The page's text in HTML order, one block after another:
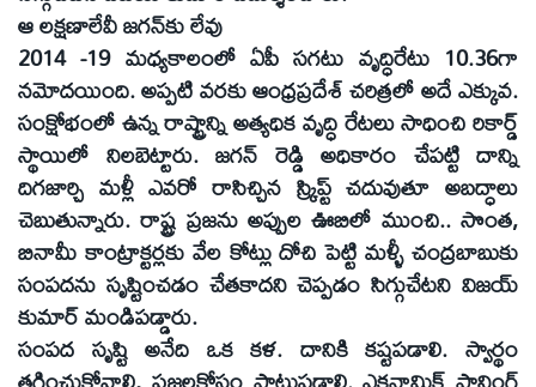
ఆ లక్షణాలేవీ జగన్‌కు లేవు
2014 -19 మధ్యకాలంలో ఏపీ సగటు వృద్ధిరేటు 10.36గా
నమోదయింది. అప్పటి వరకు ఆంధ్రప్రదేశ్‌ చరిత్రలో అదే ఎక్కువ.
సంక్షోభంలో ఉన్న రాష్ట్రాన్ని అత్యధిక వృద్ధి రేటలు సాధించి రికార్డ్‌
స్థాయిలో నిలబెట్టారు. జగన్‌ రెడ్డి అధికారం చేపట్టి దాన్ని
దిగజార్చి మళ్లీ ఎవరో రాసిచ్చిన స్క్రిప్ట్‌ చదువుతూ అబద్ధాలు
చెబుతున్నారు. రాష్ట్ర ప్రజను అప్పుల ఊబిలో ముంచి.. సొంత,
బినామీ కాంట్రాక్టర్లకు వేల కోట్లు దోచి పెట్టి మళ్ళీ చంద్రబాబుకు
సంపదను సృష్టించడం చేతకాదని చెప్పడం సిగ్గుచేటని విజయ్‌
కుమార్‌ మండిపడ్డారు.
సంపద సృష్టి అనేది ఒక కళ. దానికి కష్టపడాలి. స్వార్థం